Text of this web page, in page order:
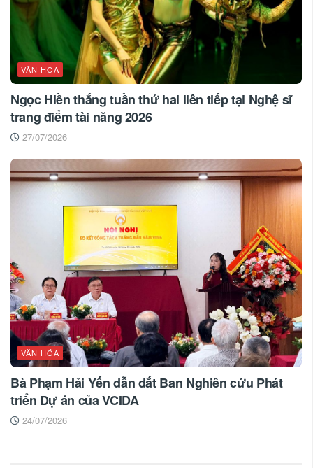
VĂN HÓA
Ngọc Hiền thắng tuần thứ hai liên tiếp tại Nghệ sĩ
trang điểm tài năng 2026
27/07/2026
VĂN HÓA
Bà Phạm Hải Yến dẫn dắt Ban Nghiên cứu Phát
triển Dự án của VCIDA
24/07/2026